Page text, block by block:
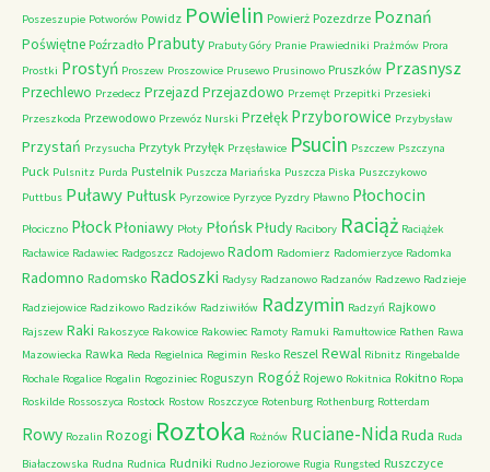
Poszeszupie Potworów Powidz Powielin Powierż Pozezdrze Poznań
Poświętne Poźrzadło Prabuty Prabuty Góry Pranie Prawiedniki Prażmów Prora
Prostki Prostyń Proszew Proszowice Prusewo Prusinowo Pruszków Przasnysz
Przechlewo Przedecz Przejazd Przejazdowo Przemęt Przepitki Przesieki
Przeszkoda Przewodowo Przewóz Nurski Przełęk Przyborowice Przybysław
Przystań Przysucha Przytyk Przyłęk Przęsławice Psucin Pszczew Pszczyna
Puck Pulsnitz Purda Pustelnik Puszcza Mariańska Puszcza Piska Puszczykowo
Puttbus Puławy Pułtusk Pyrzowice Pyrzyce Pyzdry Pławno Płochocin
Płociczno PłockPłoniawy Płoty PłońskPłudy Racibory Raciąż Raciążek
Racławice Radawiec Radgoszcz Radojewo Radom Radomierz Radomierzyce Radomka
Radomno Radomsko Radoszki Radysy Radzanowo Radzanów Radzewo Radzieje
Radziejowice Radzikowo Radzików Radziwiłów Radzymin Radzyń Rajkowo
Rajszew Raki Rakoszyce Rakowice Rakowiec Ramoty Ramuki Ramułtowice Rathen Rawa
Mazowiecka Rawka Reda Regielnica Regimin Resko Reszel Rewal Ribnitz Ringebalde
Rochale Rogalice Rogalin Rogoziniec Roguszyn Rogóż Rojewo Rokitnica Rokitno Ropa
Roskilde Rossoszyca Rostock Rostow Roszczyce Rotenburg Rothenburg Rotterdam
Rowy Rozalin Rozogi Roztoka Rożnów Ruciane-NidaRuda Ruda
Białaczowska Rudna Rudnica Rudniki Rudno Jeziorowe Rugia Rungsted Ruszczyce